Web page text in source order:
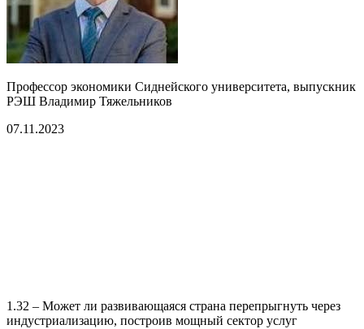
Профессор экономики Сиднейского университета, выпускник
РЭШ Владимир Тяжельников
07.11.2023
1.32 – Может ли развивающаяся страна перепрыгнуть через
индустриализацию, построив мощный сектор услуг